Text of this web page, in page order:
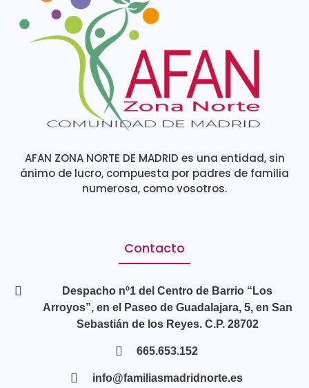
AFAN ZONA NORTE DE MADRID es una entidad, sin
ánimo de lucro, compuesta por padres de familia
numerosa, como vosotros.
Contacto
Despacho nº1 del Centro de Barrio “Los
Arroyos”, en el Paseo de Guadalajara, 5, en San
Sebastián de los Reyes. C.P. 28702
665.653.152
info@familiasmadridnorte.es